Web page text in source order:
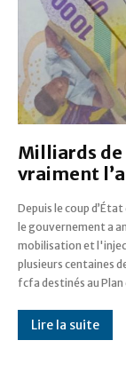
Milliards de
vraiment
Depuis le coup
le gouvernement a
mobilisation et
plusieurs centaines
fcfa destinés au Plan
développement
économique. Le Plan
Développement de la
(PNDT) affiche
Lire la suite